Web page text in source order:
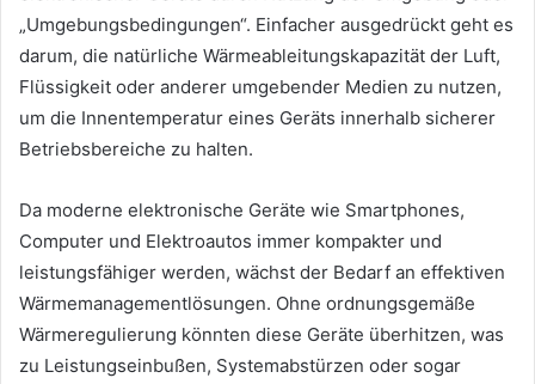
„Umgebungsbedingungen“. Einfacher ausgedrückt geht es
darum, die natürliche Wärmeableitungskapazität der Luft,
Flüssigkeit oder anderer umgebender Medien zu nutzen,
um die Innentemperatur eines Geräts innerhalb sicherer
Betriebsbereiche zu halten.
Da moderne elektronische Geräte wie Smartphones,
Computer und Elektroautos immer kompakter und
leistungsfähiger werden, wächst der Bedarf an effektiven
Wärmemanagementlösungen. Ohne ordnungsgemäße
Wärmeregulierung könnten diese Geräte überhitzen, was
zu Leistungseinbußen, Systemabstürzen oder sogar